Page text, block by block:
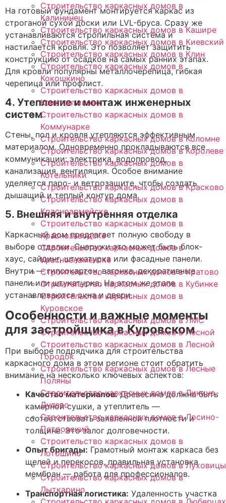
Строительство каркасных домов в
Калининец
Строительство каркасных домов в Кашире
Строительство каркасных домов в Киевский
Строительство каркасных домов в Клин
Строительство каркасных домов в
Кокошкино
Строительство каркасных домов в
Константиново
Строительство каркасных домов в
Коммунарке
Строительство каркасных домов в Коломне
Строительство каркасных домов в Королеве
Строительство каркасных домов в
Котельники
Строительство каркасных домов в Красково
Строительство каркасных домов в
Красноармейске
Строительство каркасных домов в
Краснозаводске
Строительство каркасных домов в
Краснознаменске
Строительство каркасных домов в Кратово
Строительство каркасных домов в Кубинке
Строительство каркасных домов в
Куровское
Строительство каркасных домов в ЛМС
Строительство каркасных домов в Лесной
Строительство каркасных домов в Лесной
Городок
Строительство каркасных домов в Лесные
Поляны
Строительство каркасных домов в Ликино-
Дулево
Строительство каркасных домов в Лосино-
Петровский
Строительство каркасных домов в
Лотошино
Строительство каркасных домов в Луховицы
Строительство каркасных домов в
Лыткарино
На готовый фундамент монтируется каркас из
строганой сухой доски или LVL-бруса. Сразу же
устанавливаются стропильная система и
настилается кровля. Это позволяет защитить
конструкцию от осадков на самых ранних этапах.
Для кровли популярны металлочерепица, гибкая
черепица или профлист.
4. Утепление и монтаж инженерных
систем
Стены, пол и кровля утепляются эффективным
материалом. Одновременно прокладываются все
коммуникации: электрика, водопровод,
канализация, вентиляция. Особое внимание
уделяется паро- и ветрозащите, чтобы создать
дышащий и теплый контур дома.
5. Внешняя и внутренняя отделка
Каркасный дом предлагает полную свободу в
выборе отделки. Снаружи это может быть блок-
хаус, сайдинг, штукатурка или фасадные панели.
Внутри — гипсокартон, вагонка, декоративные
панели или штукатурка. На этом же этапе
устанавливаются окна и двери.
Особенности и важные моменты
для застройщика в Куровском
При выборе подрядчика для строительства
каркасного дома в этом регионе стоит обратить
внимание на несколько ключевых аспектов:
Качество материалов:Древесина должна быть
камерной сушки, а утеплитель —
соответствовать заявленной плотности и
толщине. Это залог долговечности.
Опыт бригады: Грамотный монтаж каркаса без
щелей и перекосов, правильная установка
мембран — работа для профессионалов.
Транспортная логистика: Удаленность участка